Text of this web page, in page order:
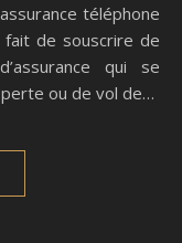
téléphone
fait de souscrire de
qui se
ou de vol de…